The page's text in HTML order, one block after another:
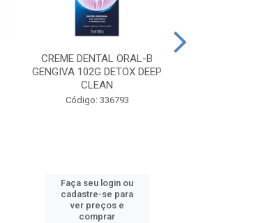
CREME DENTAL ORAL-B
GENGIVA 102G DETOX DEEP
CLEAN
Código: 336793
Faça seu login ou
cadastre-se para
ver preços e
comprar